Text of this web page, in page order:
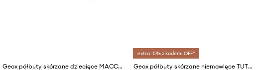
Geox półbuty skórzane dziecięce MACCHIA
extra -5% z kodem: OFF*
Geox półbuty skórzane niemowlęce TUTIM